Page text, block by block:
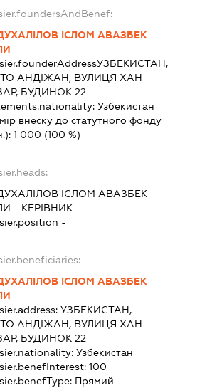
ІСЛОМ АВАЗБЕК
УЗБЕКИСТАН,
АНДІЖАН, ВУЛИЦЯ ХАН
БУДИНОК 22
Узбекистан
внеску до статутного фонду
1 000 (100 %)
ІСЛОМ АВАЗБЕК
- КЕРІВНИК
-
ІСЛОМ АВАЗБЕК
УЗБЕКИСТАН,
АНДІЖАН, ВУЛИЦЯ ХАН
БУДИНОК 22
Узбекистан
100
Прямий